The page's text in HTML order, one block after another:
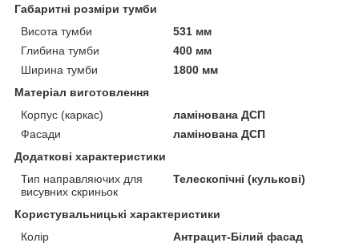
Габаритні розміри тумби
Висота тумби
531 мм
Глибина тумби
400 мм
Ширина тумби
1800 мм
Матеріал виготовлення
Корпус (каркас)
ламінована ДСП
Фасади
ламінована ДСП
Додаткові характеристики
Тип направляючих для
висувних скриньок
Телескопічні (кулькові)
Користувальницькі характеристики
Колір
Антрацит-Білий фасад